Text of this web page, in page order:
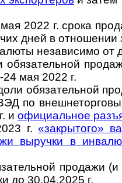
2022 г. срока
дней в
неза­ви­симо от
обязательной
мая 2022 г.
обя­за­тель­ной
по
и офици­аль­ное
г. «закрытого»
выру­чки в
продажи
до 30.04.2025 г.